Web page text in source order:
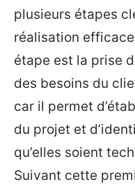
plusieurs étapes
réalisation
étape est la prise
des besoins du
car il permet
du projet et
qu’elles soient
Suivant cette